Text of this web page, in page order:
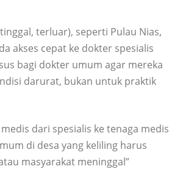
terluar), seperti Pulau Nias,
akses cepat ke dokter spesialis
bagi dokter umum agar mereka
darurat, bukan untuk praktik
dari spesialis ke tenaga medis
di desa yang keliling harus
masyarakat meninggal”